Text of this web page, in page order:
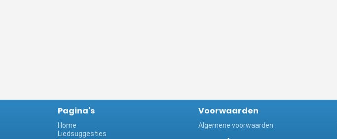
Pagina's
Home
Liedsuggesties
Voorwaarden
Algemene voorwaarden